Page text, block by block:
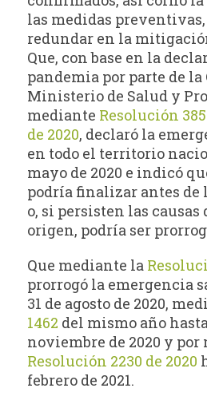
las medidas
redundar en la
Que, con base en la
pandemia por parte de la
Ministerio de Salud y
mediante Resolución
de 2020, declaró la
en todo el territorio
mayo de 2020 e indicó
podría finalizar antes de
o, si persisten las
origen, podría ser
Que mediante la
prorrogó la emergencia
31 de agosto de 2020,
1462 del mismo año
noviembre de 2020 y por
Resolución 2230 de 2020
febrero de 2021.